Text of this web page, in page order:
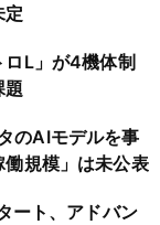
定
ロL」が4機体制
題
のAIモデルを事
規模」は未公表
ート、アドバン